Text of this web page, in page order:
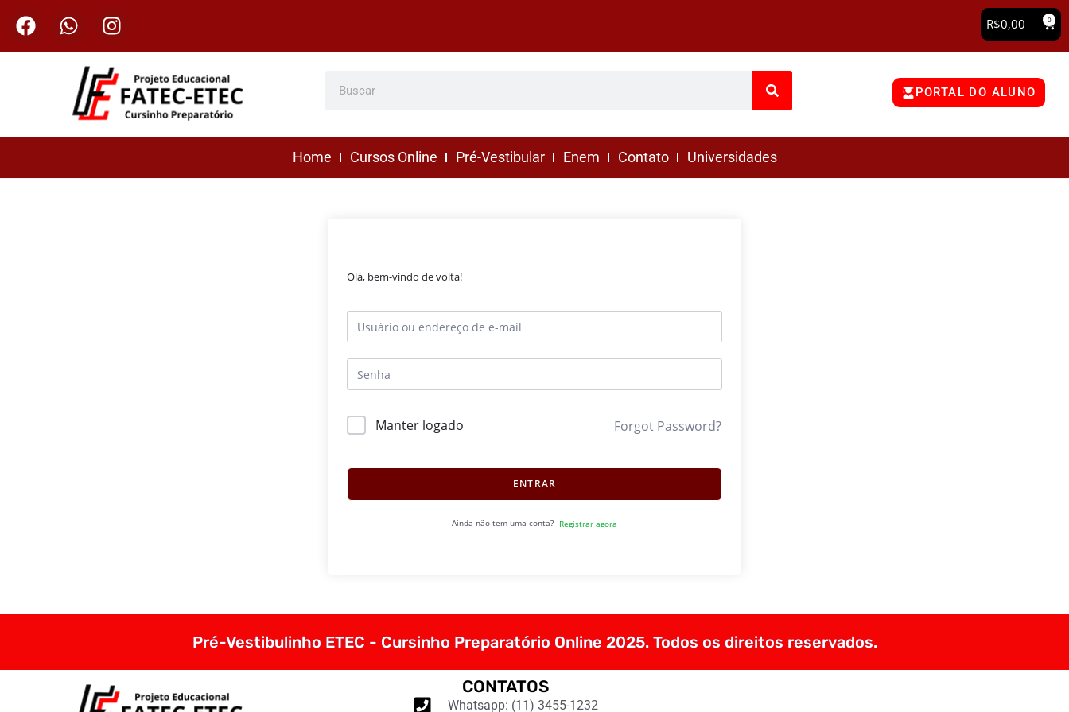
R$0,00 0
PORTAL DO ALUNO
Home Cursos Online Pré-Vestibular Enem Contato Universidades
Olá, bem-vindo de volta!
Manter logado Forgot Password?
ENTRAR
Ainda não tem uma conta? Registrar agora
Pré-Vestibulinho ETEC - Cursinho Preparatório Online 2025. Todos os direitos reservados.
CONTATOS
Whatsapp: (11) 3455-1232